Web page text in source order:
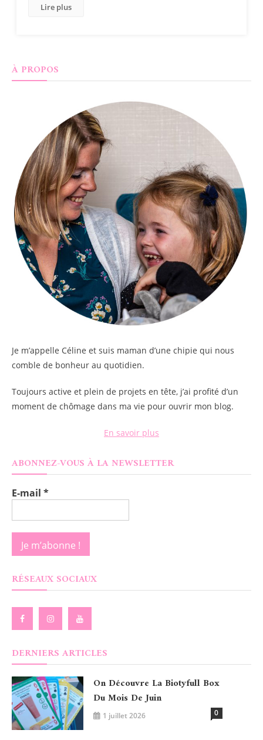
Lire plus
À PROPOS
Je m’appelle Céline et suis maman d’une chipie qui nous
comble de bonheur au quotidien.
Toujours active et plein de projets en tête, j’ai profité d’un
moment de chômage dans ma vie pour ouvrir mon blog.
En savoir plus
ABONNEZ-VOUS À LA NEWSLETTER
E-mail *
RÉSEAUX SOCIAUX
DERNIERS ARTICLES
On Découvre La Biotyfull Box
Du Mois De Juin
1 juillet 2026 0